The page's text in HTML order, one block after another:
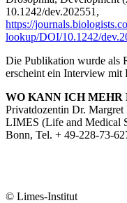
10.1242/dev.202551,
https://
lookup/DOI/10.1242/
Die Publikation wurde als
erscheint ein Interview mit
WO KANN ICH MEHR
Privatdozentin Dr.
LIMES (Life and Medical
Bonn, Tel. + 49-228-73-
© Limes-Institut